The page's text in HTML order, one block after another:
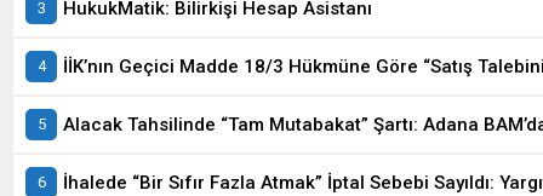
HukukMatik: Bilirkişi Hesap Asistanı
İİK’nın Geçici Madde 18/3 Hükmüne Göre “Satış
Alacak Tahsilinde “Tam Mutabakat” Şartı: Adana
İhalede “Bir Sıfır Fazla Atmak” İptal Sebebi Sayıldı: